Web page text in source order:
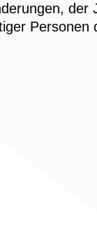
der
Personen